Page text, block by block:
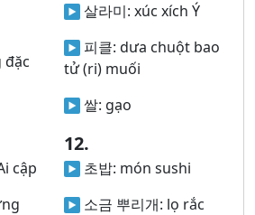
đặc
살라미: xúc xích Ý
피클: dưa chuột bao
tử (ri) muối
쌀: gạo
cập
12.
초밥: món sushi
소금 뿌리개: lọ rắc